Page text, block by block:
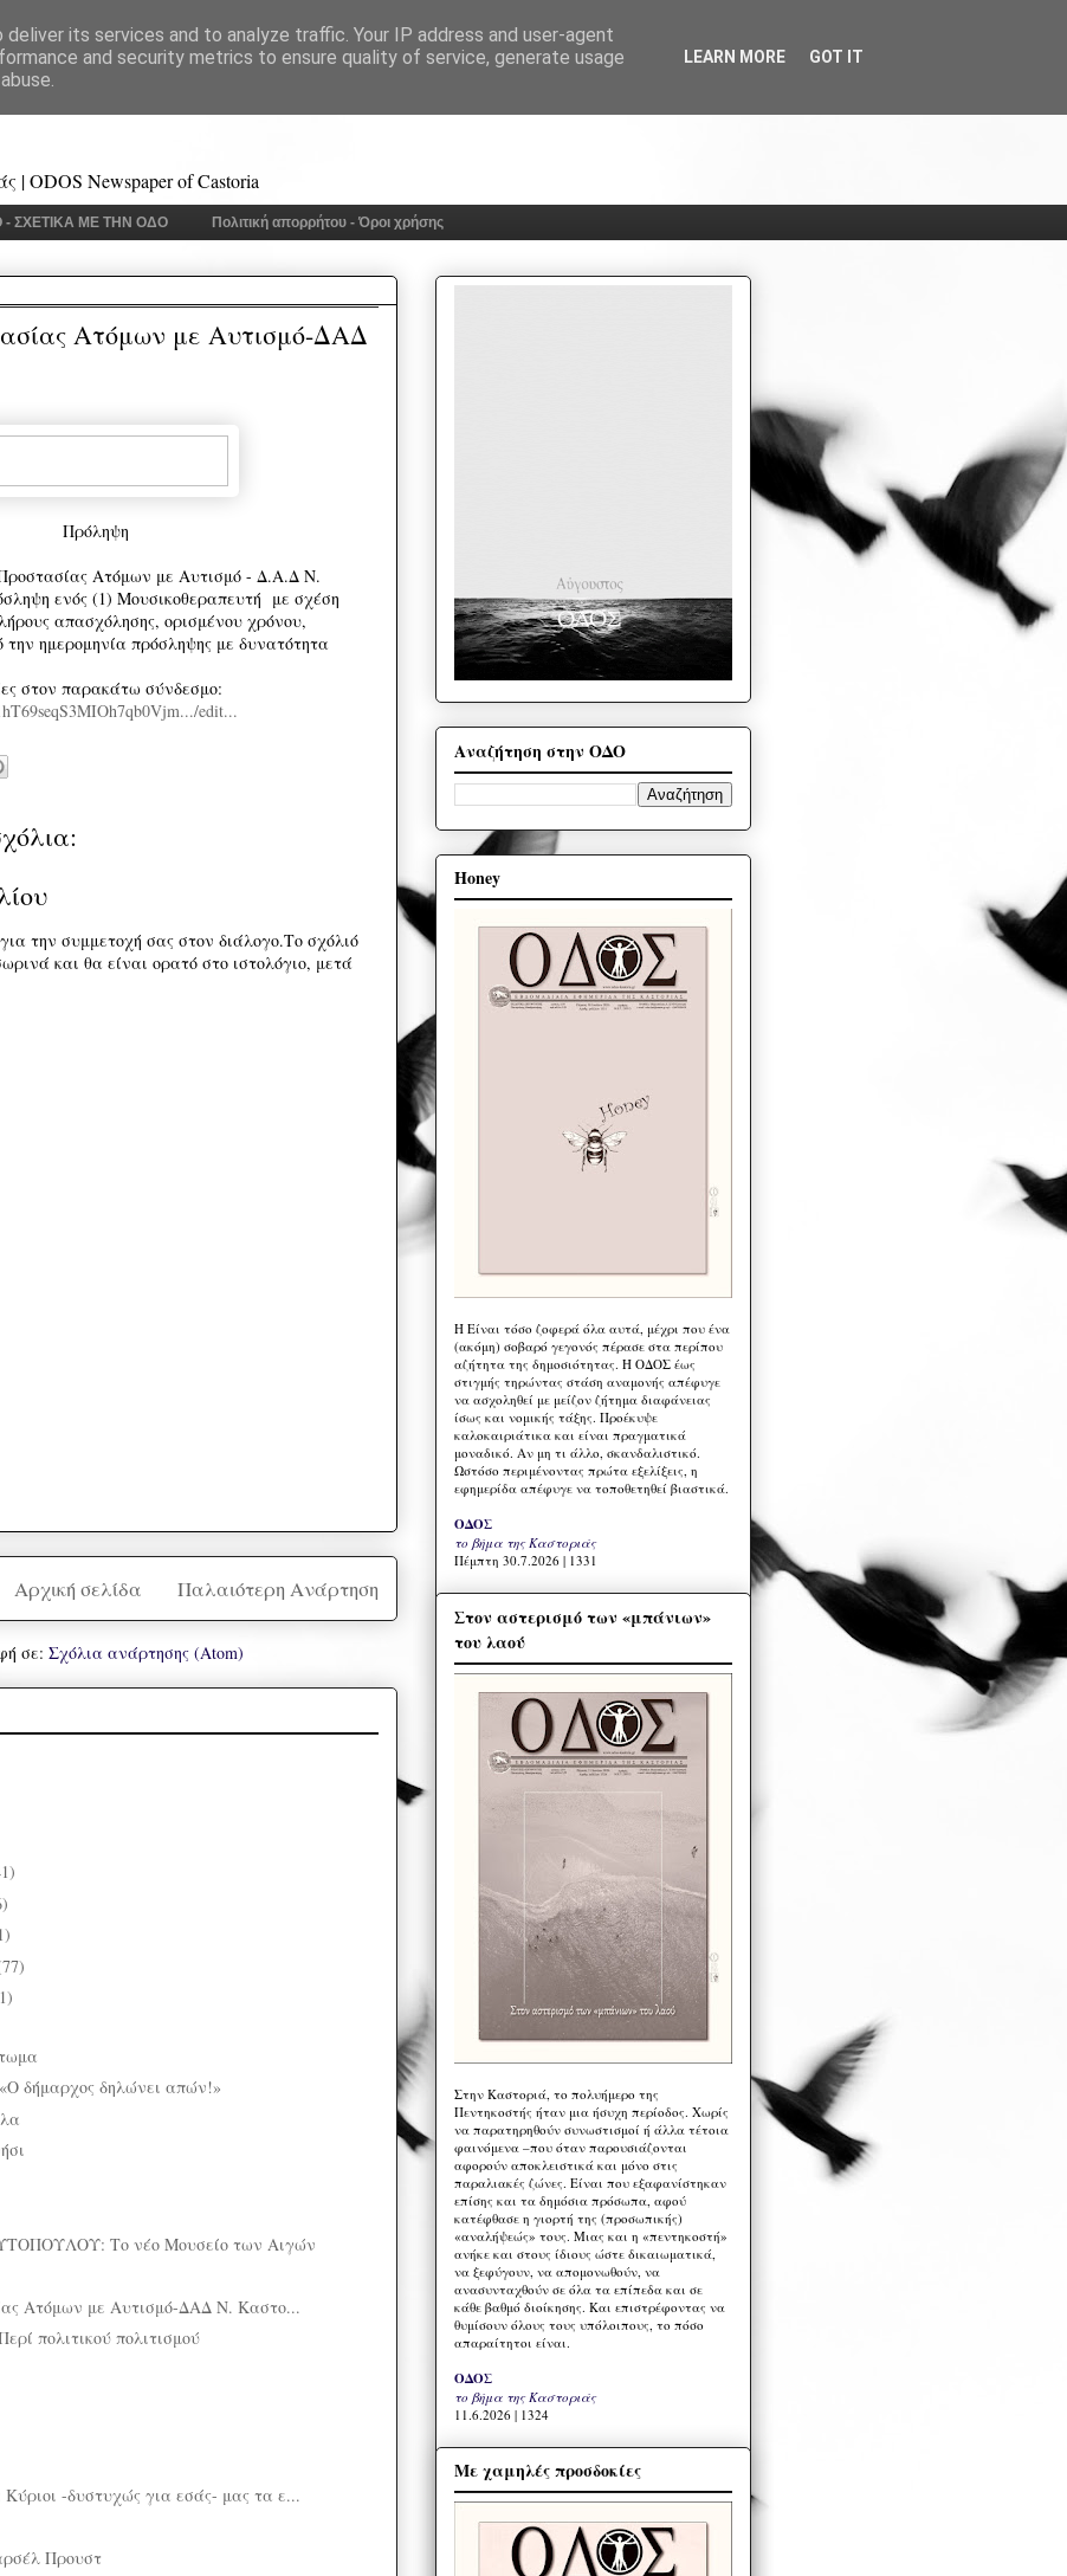
| ODOS Newspaper of Castoria
- ΣΧΕΤΙΚΑ ΜΕ ΤΗΝ ΟΔΟ Πολιτική απορρήτου - Όροι χρήσης
Ατόμων με Αυτισμό-ΔΑΔ
Πρόληψη
Ατόμων με Αυτισμό - Δ.Α.Δ Ν.
ενός (1) Μουσικοθεραπευτή με σχέση
απασχόλησης, ορισμένου χρόνου,
την ημερομηνία πρόσληψης με δυνατότητα
στον παρακάτω σύνδεσμο:
edit...
την συμμετοχή σας στον διάλογο.Το σχόλιό
και θα είναι ορατό στο ιστολόγιο, μετά
Παλαιότερη Ανάρτηση
Αρχική σελίδα
σε: Σχόλια ανάρτησης (Atom)
δήμαρχος δηλώνει απών!»
Το νέο Μουσείο των Αιγών
Ατόμων με Αυτισμό-ΔΑΔ Ν. Καστο...
πολιτικού πολιτισμού
-δυστυχώς για εσάς- μας τα ε...
Προυστ
Αναζήτηση στην ΟΔΟ
Honey
Η Eίναι τόσο ζοφερά όλα αυτά, μέχρι που ένα
(ακόμη) σοβαρό γεγονός πέρασε στα περίπου
αζήτητα της δημοσιότητας. Η ΟΔΟΣ έως
στιγμής τηρώντας στάση αναμονής απέφυγε
να ασχοληθεί με μείζον ζήτημα διαφάνειας
ίσως και νομικής τάξης. Προέκυψε
καλοκαιριάτικα και είναι πραγματικά
μοναδικό. Αν μη τι άλλο, σκανδαλιστικό.
Ωστόσο περιμένοντας πρώτα εξελίξεις, η
εφημερίδα απέφυγε να τοποθετηθεί βιαστικά.
ΟΔΟΣ
το βήμα της Καστοριάς
Πέμπτη 30.7.2026 | 1331
Στον αστερισμό των «μπάνιων»
του λαού
Στην Καστοριά, το πολυήμερο της
Πεντηκοστής ήταν μια ήσυχη περίοδος. Χωρίς
να παρατηρηθούν συνωστισμοί ή άλλα τέτοια
φαινόμενα –που όταν παρουσιάζονται
αφορούν αποκλειστικά και μόνο στις
παραλιακές ζώνες. Είναι που εξαφανίστηκαν
επίσης και τα δημόσια πρόσωπα, αφού
κατέφθασε η γιορτή της (προσωπικής)
«αναλήψεώς» τους. Μιας και η «πεντηκοστή»
ανήκε και στους ίδιους ώστε δικαιωματικά,
να ξεφύγουν, να απομονωθούν, να
ανασυνταχθούν σε όλα τα επίπεδα και σε
κάθε βαθμό διοίκησης. Και επιστρέφοντας να
θυμίσουν όλους τους υπόλοιπους, το πόσο
απαραίτητοι είναι.
ΟΔΟΣ
το βήμα της Καστοριάς
11.6.2026 | 1324
Με χαμηλές προσδοκίες
its services and to analyze traffic. Your IP address and user-agent
and security metrics to ensure quality of service, generate usage
LEARN MORE GOT IT